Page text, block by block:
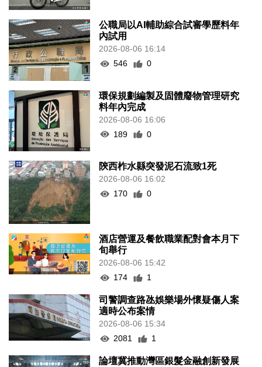
公職局以AI輔助綜合試審學歷料年
內試用
2026-08-06 16:14
546
0
環保規劃編製及固體廢物管理研究
料年內完成
2026-08-06 16:06
189
0
陝西柞水縣突發泥石流致1死
2026-08-06 16:02
170
0
酒店營運及餐飲職業配對會本月下
旬舉行
2026-08-06 15:42
174
1
司警調查路氹娛樂場外懷疑傷人案
適時公布案情
2026-08-06 15:34
2081
1
論壇冀推動灣區銀髮金融創新發展